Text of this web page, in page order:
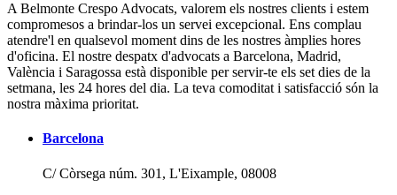
A Belmonte Crespo Advocats, valorem els nostres clients i estem
compromesos a brindar-los un servei excepcional. Ens complau
atendre'l en qualsevol moment dins de les nostres àmplies hores
d'oficina. El nostre despatx d'advocats a Barcelona, Madrid,
València i Saragossa està disponible per servir-te els set dies de la
setmana, les 24 hores del dia. La teva comoditat i satisfacció són la
nostra màxima prioritat.
Barcelona
C/ Còrsega núm. 301, L'Eixample, 08008